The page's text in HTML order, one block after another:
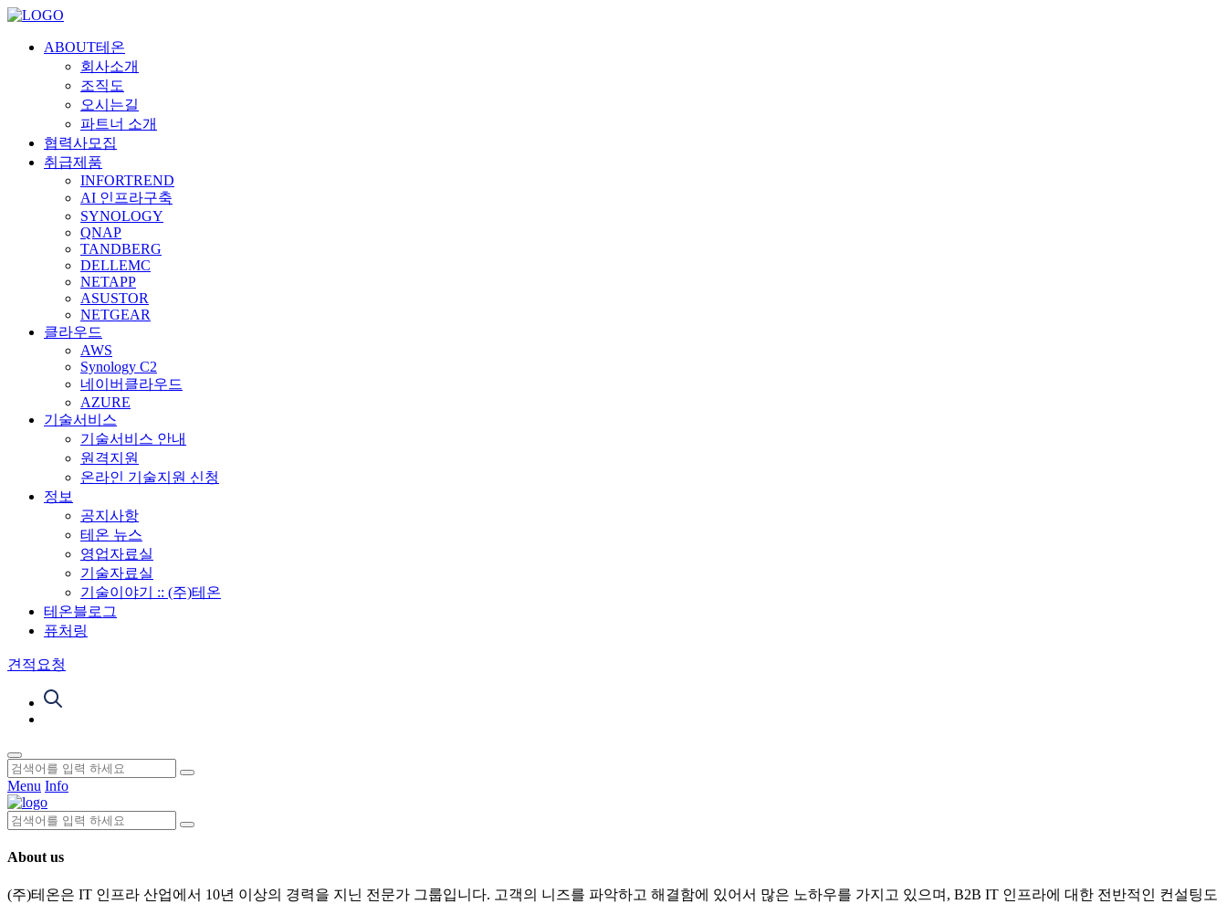
ABOUT테온
회사소개
조직도
오시는길
파트너 소개
협력사모집
취급제품
INFORTREND
AI 인프라구축
SYNOLOGY
QNAP
TANDBERG
DELLEMC
NETAPP
ASUSTOR
NETGEAR
클라우드
AWS
Synology C2
네이버클라우드
AZURE
기술서비스
기술서비스 안내
원격지원
온라인 기술지원 신청
정보
공지사항
테온 뉴스
영업자료실
기술자료실
기술이야기 :: (주)테온
테온블로그
퓨처링
견적요청
Menu Info
About us
(주)테온은 IT 인프라 산업에서 10년 이상의 경력을 지닌 전문가 그룹입니다. 고객의 니즈를 파악하고 해결함에 있어서 많은 노하우를 가지고 있으며, B2B IT 인프라에 대한 전반적인 컨설팅도